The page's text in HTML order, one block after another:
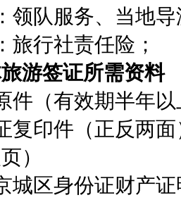
领队服务、当地
旅行社责任险；
游签证所需资料
件（有效期半年以
复印件（正反两
）
城区身份证财产